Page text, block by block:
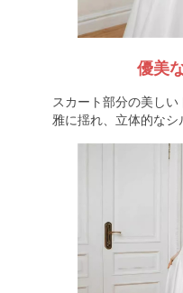
優美
スカート部分の美し
雅に揺れ、立体的な